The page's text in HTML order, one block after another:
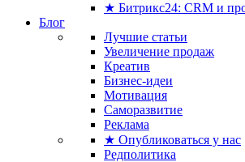
★ Битрикс24: CRM и
Блог
Лучшие статьи
Увеличение продаж
Креатив
Бизнес-идеи
Мотивация
Саморазвитие
Реклама
★ Опубликоваться у нас
Редполитика